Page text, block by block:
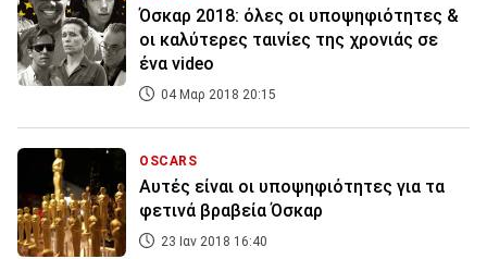
Όσκαρ 2018: όλες οι υποψηφιότητες &
οι καλύτερες ταινίες της χρονιάς σε
ένα video
04 Μαρ 2018 20:15
OSCARS
Αυτές είναι οι υποψηφιότητες για τα
φετινά βραβεία Όσκαρ
23 Ιαν 2018 16:40